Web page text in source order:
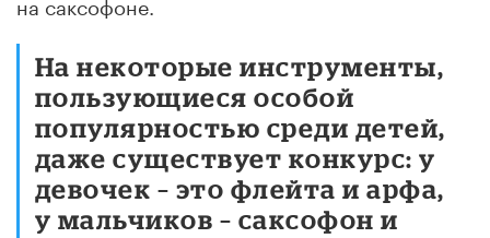
На некоторые инструменты,
пользующиеся особой
популярностью среди детей,
даже существует конкурс: у
девочек – это флейта и арфа,
у мальчиков – саксофон и